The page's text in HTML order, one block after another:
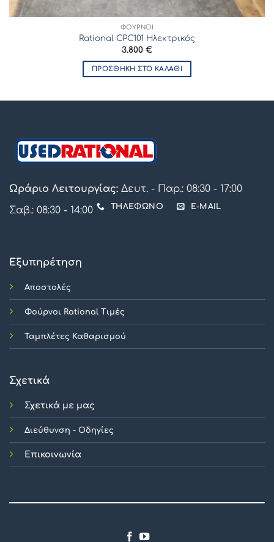
ΦΟΎΡΝΟΙ
Rational CPC101 Ηλεκτρικός
3.800 €
ΠΡΟΣΘΉΚΗ ΣΤΟ ΚΑΛΆΘΙ
Ωράριο Λειτουργίας: Δευτ. - Παρ.: 08:30 - 17:00
Σαβ.: 08:30 - 14:00
ΤΗΛΕΦΩΝΟ E-MAIL
Εξυπηρέτηση
Αποστολές
Φούρνοι Rational Τιμές
Ταμπλέτες Καθαρισμού
Σχετικά
Σχετικά με μας
Διεύθυνση - Οδηγίες
Επικοινωνία